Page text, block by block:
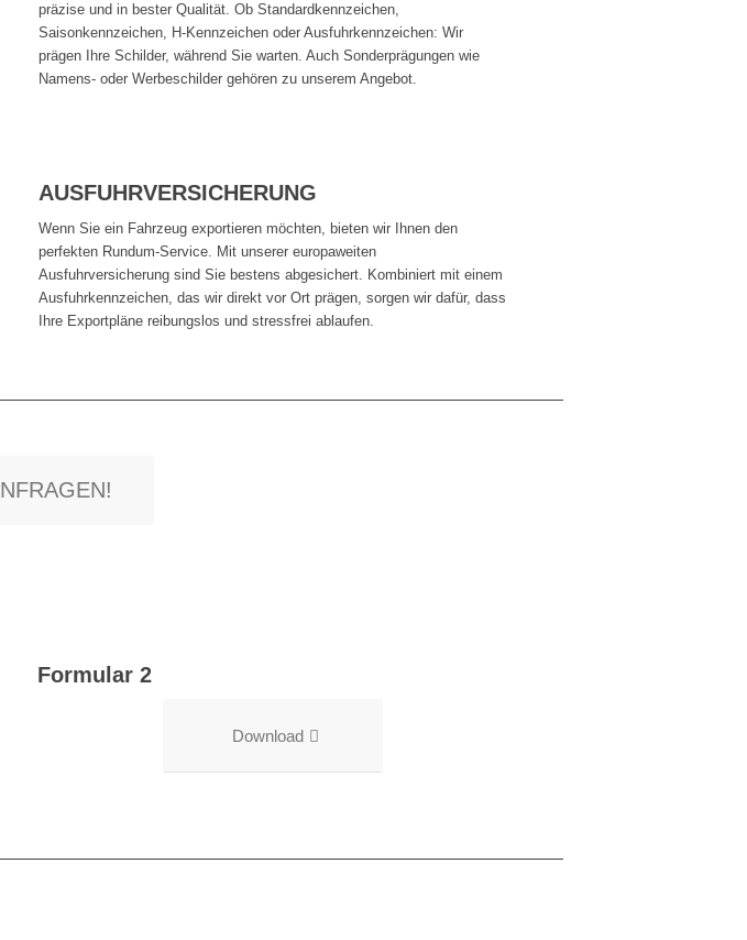
präzise und in bester Qualität. Ob Standardkennzeichen,
Saisonkennzeichen, H-Kennzeichen oder Ausfuhrkennzeichen: Wir
prägen Ihre Schilder, während Sie warten. Auch Sonderprägungen wie
Namens- oder Werbeschilder gehören zu unserem Angebot.
AUSFUHRVERSICHERUNG
Wenn Sie ein Fahrzeug exportieren möchten, bieten wir Ihnen den
perfekten Rundum-Service. Mit unserer europaweiten
Ausfuhrversicherung sind Sie bestens abgesichert. Kombiniert mit einem
Ausfuhrkennzeichen, das wir direkt vor Ort prägen, sorgen wir dafür, dass
Ihre Exportpläne reibungslos und stressfrei ablaufen.
Formular 2
Download